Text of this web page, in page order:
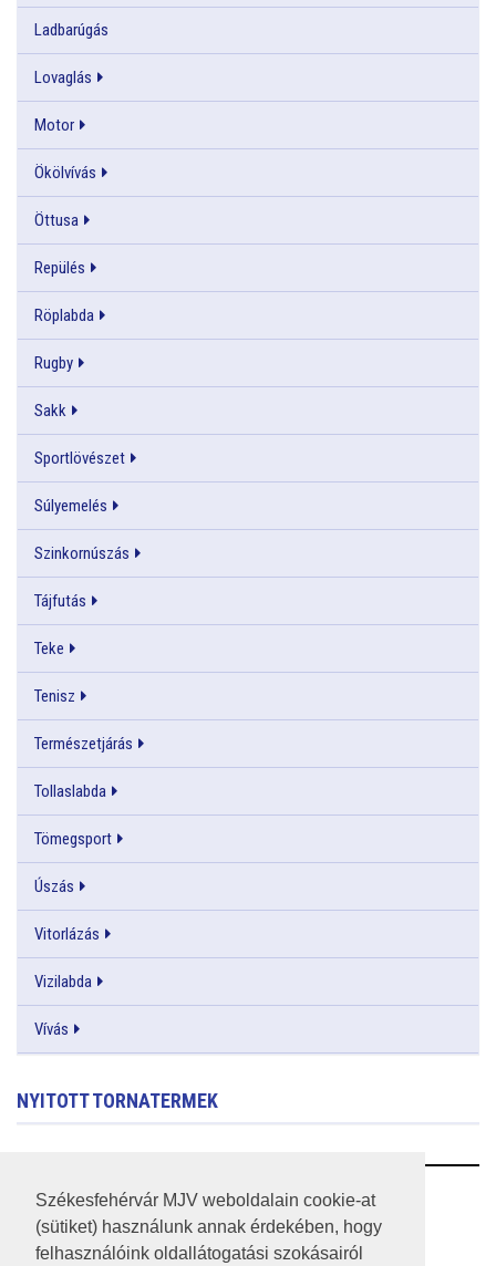
Székesfehérvár MJV weboldalain cookie-at
(sütiket) használunk annak érdekében, hogy
felhasználóink oldallátogatási szokásairól
Ladbarúgás
Lovaglás
Motor
Ökölvívás
Öttusa
Repülés
Röplabda
Rugby
Sakk
Sportlövészet
Súlyemelés
Szinkornúszás
Tájfutás
Teke
Tenisz
Természetjárás
Tollaslabda
Tömegsport
Úszás
Vitorlázás
Vizilabda
Vívás
NYITOTT TORNATERMEK
RSS
A HONLAP 2017.03.31-I ÁLLAPOTA